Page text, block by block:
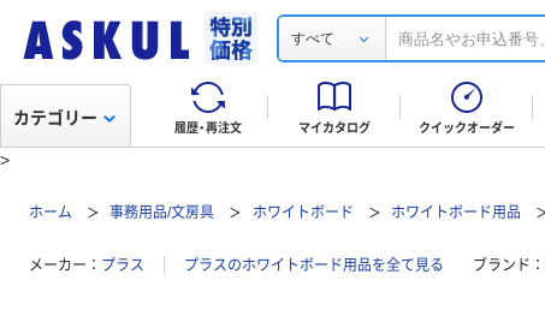
すべて
履歴・再注文 マイカタログ クイックオーダー
カテゴリー
>
ホーム 事務用品/文房具 ホワイトボード ホワイトボード用品
メーカー プラス プラスのホワイトボード用品を全て見る ブランド